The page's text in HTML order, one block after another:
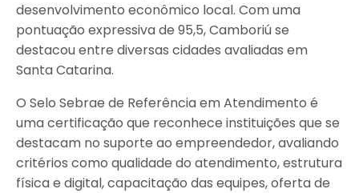
desenvolvimento econômico local. Com uma
pontuação expressiva de 95,5, Camboriú se
destacou entre diversas cidades avaliadas em
Santa Catarina.
O Selo Sebrae de Referência em Atendimento é
uma certificação que reconhece instituições que se
destacam no suporte ao empreendedor, avaliando
critérios como qualidade do atendimento, estrutura
física e digital, capacitação das equipes, oferta de